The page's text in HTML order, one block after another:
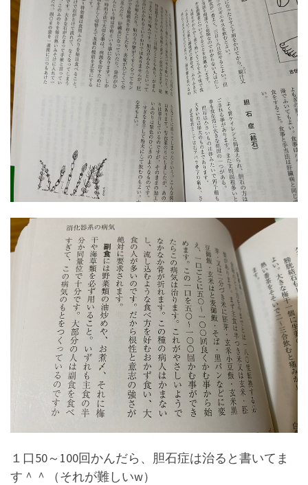
１口50～100回かんだら、胆石症は治ると書いてま
す＾＾（それが難しいw）